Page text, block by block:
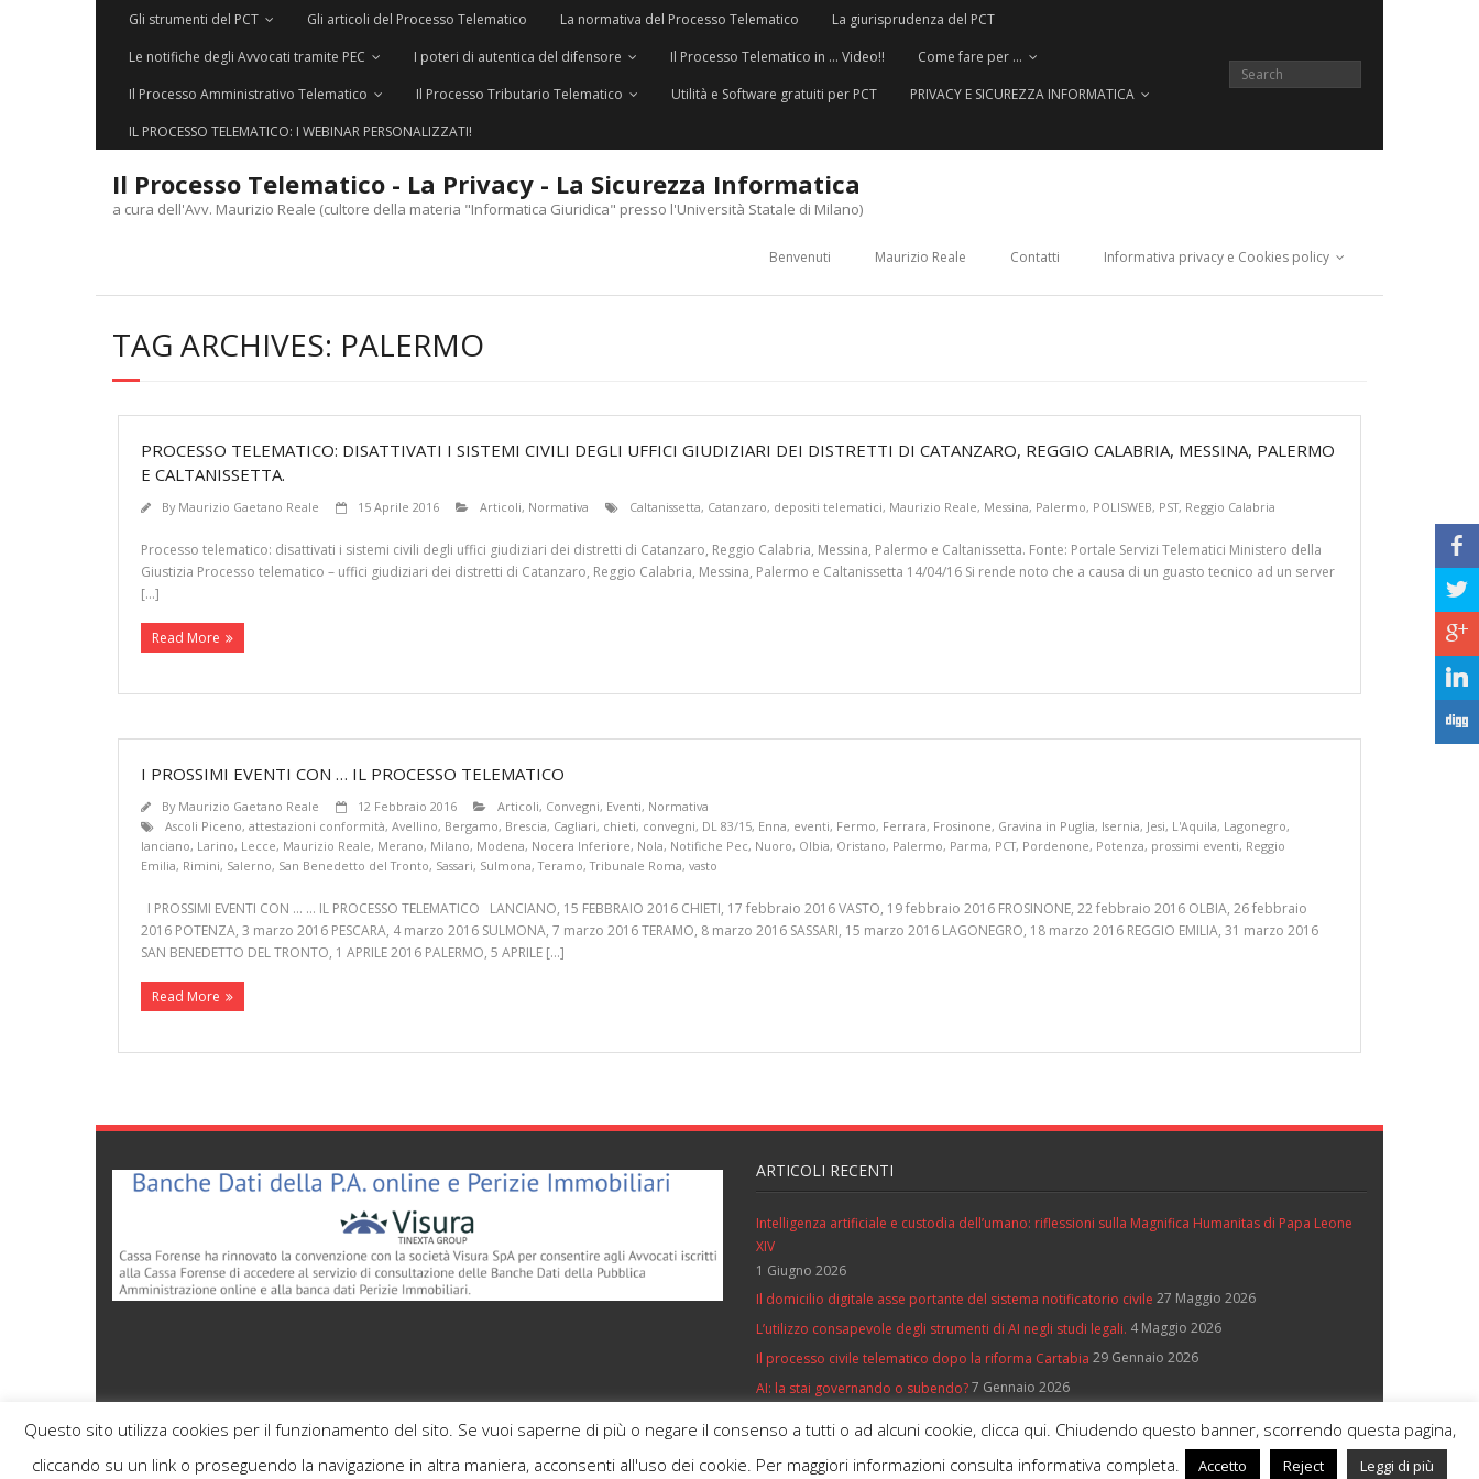
Gli strumenti del PCT Gli articoli del Processo Telematico La normativa del Processo Telematico
La giurisprudenza del PCT
Le notifiche degli Avvocati tramite PEC
I poteri di autentica del difensore Il Processo Telematico in … Video!!
Come fare per …
Il Processo Amministrativo Telematico
Il Processo Tributario Telematico Utilità e Software gratuiti per PCT
PRIVACY E SICUREZZA INFORMATICA
IL PROCESSO TELEMATICO: I WEBINAR PERSONALIZZATI!
Il Processo Telematico - La Privacy - La Sicurezza Informatica
a cura dell'Avv. Maurizio Reale (cultore della materia "Informatica Giuridica" presso l'Università Statale di Milano)
Benvenuti Maurizio Reale Contatti Informativa privacy e Cookies policy
TAG ARCHIVES: PALERMO
PROCESSO TELEMATICO: DISATTIVATI I SISTEMI CIVILI DEGLI UFFICI GIUDIZIARI DEI DISTRETTI DI CATANZARO, REGGIO CALABRIA, MESSINA, PALERMO
E CALTANISSETTA.
By Maurizio Gaetano Reale 15 Aprile 2016 Articoli, Normativa Caltanissetta, Catanzaro, depositi telematici, Maurizio Reale, Messina, Palermo, POLISWEB, PST, Reggio Calabria
Processo telematico: disattivati i sistemi civili degli uffici giudiziari dei distretti di Catanzaro, Reggio Calabria, Messina, Palermo e Caltanissetta. Fonte: Portale Servizi Telematici Ministero della
Giustizia Processo telematico – uffici giudiziari dei distretti di Catanzaro, Reggio Calabria, Messina, Palermo e Caltanissetta 14/04/16 Si rende noto che a causa di un guasto tecnico ad un server
[…]
Read More
I PROSSIMI EVENTI CON … IL PROCESSO TELEMATICO
By Maurizio Gaetano Reale 12 Febbraio 2016 Articoli, Convegni, Eventi, Normativa
Ascoli Piceno, attestazioni conformità, Avellino, Bergamo, Brescia, Cagliari, chieti, convegni, DL 83/15, Enna, eventi, Fermo, Ferrara, Frosinone, Gravina in Puglia, Isernia, Jesi, L'Aquila, Lagonegro,
lanciano, Larino, Lecce, Maurizio Reale, Merano, Milano, Modena, Nocera Inferiore, Nola, Notifiche Pec, Nuoro, Olbia, Oristano, Palermo, Parma, PCT, Pordenone, Potenza, prossimi eventi, Reggio
Emilia, Rimini, Salerno, San Benedetto del Tronto, Sassari, Sulmona,Teramo,Tribunale Roma, vasto
I PROSSIMI EVENTI CON … … IL PROCESSO TELEMATICO LANCIANO, 15 FEBBRAIO 2016 CHIETI, 17 febbraio 2016 VASTO, 19 febbraio 2016 FROSINONE, 22 febbraio 2016 OLBIA, 26 febbraio
2016 POTENZA, 3 marzo 2016 PESCARA, 4 marzo 2016 SULMONA, 7 marzo 2016 TERAMO, 8 marzo 2016 SASSARI, 15 marzo 2016 LAGONEGRO, 18 marzo 2016 REGGIO EMILIA, 31 marzo 2016
SAN BENEDETTO DEL TRONTO, 1 APRILE 2016 PALERMO, 5 APRILE […]
Read More
ARTICOLI RECENTI
Intelligenza artificiale e custodia dell’umano: riflessioni sulla Magnifica Humanitas di Papa Leone
XIV
1 Giugno 2026
Il domicilio digitale asse portante del sistema notificatorio civile 27 Maggio 2026
L’utilizzo consapevole degli strumenti di AI negli studi legali. 4 Maggio 2026
Il processo civile telematico dopo la riforma Cartabia 29 Gennaio 2026
AI: la stai governando o subendo?7 Gennaio 2026
Developed byThink Up Themes Ltd. Powered by WordPress.
Questo sito utilizza cookies per il funzionamento del sito. Se vuoi saperne di più o negare il consenso a tutti o ad alcuni cookie, clicca qui. Chiudendo questo banner, scorrendo questa pagina,
cliccando su un link o proseguendo la navigazione in altra maniera, acconsenti all'uso dei cookie. Per maggiori informazioni consulta informativa completa.
Accetto Reject Leggi di più
b
a
c
j
F